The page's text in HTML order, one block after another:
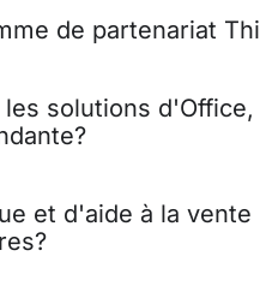
de partenariat
solutions
et d'aide à la vente